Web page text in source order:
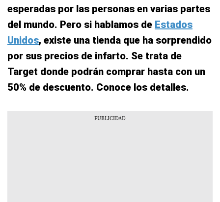
esperadas por las personas en varias partes
del mundo. Pero si hablamos de Estados
Unidos, existe una tienda que ha sorprendido
por sus precios de infarto. Se trata de
Target donde podrán comprar hasta con un
50% de descuento. Conoce los detalles.